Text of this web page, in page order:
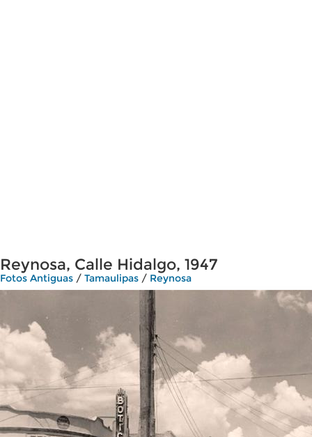
Reynosa, Calle Hidalgo, 1947
Fotos Antiguas / Tamaulipas / Reynosa